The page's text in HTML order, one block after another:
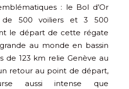
: le Bol d’Or
de 500 voiliers et 3 500
le départ de cette régate
au monde en bassin
de 123 km relie Genève au
retour au point de départ,
aussi intense que